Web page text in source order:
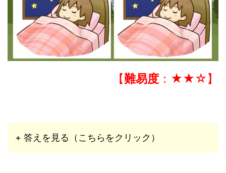
【難易度 ：★★☆】
+ 答えを見る（こちらをクリック）